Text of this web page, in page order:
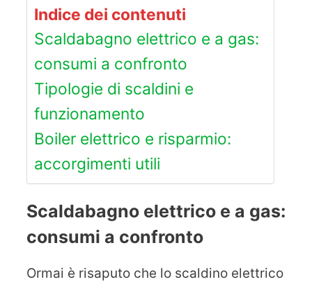
Indice dei contenuti
Scaldabagno elettrico e a gas:
consumi a confronto
Tipologie di scaldini e
funzionamento
Boiler elettrico e risparmio:
accorgimenti utili
Scaldabagno elettrico e a gas:
consumi a confronto
Ormai è risaputo che lo scaldino elettrico